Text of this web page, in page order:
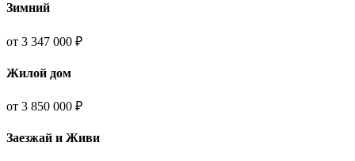
Зимний
от 3 347 000 ₽
Жилой дом
от 3 850 000 ₽
Заезжай и Живи